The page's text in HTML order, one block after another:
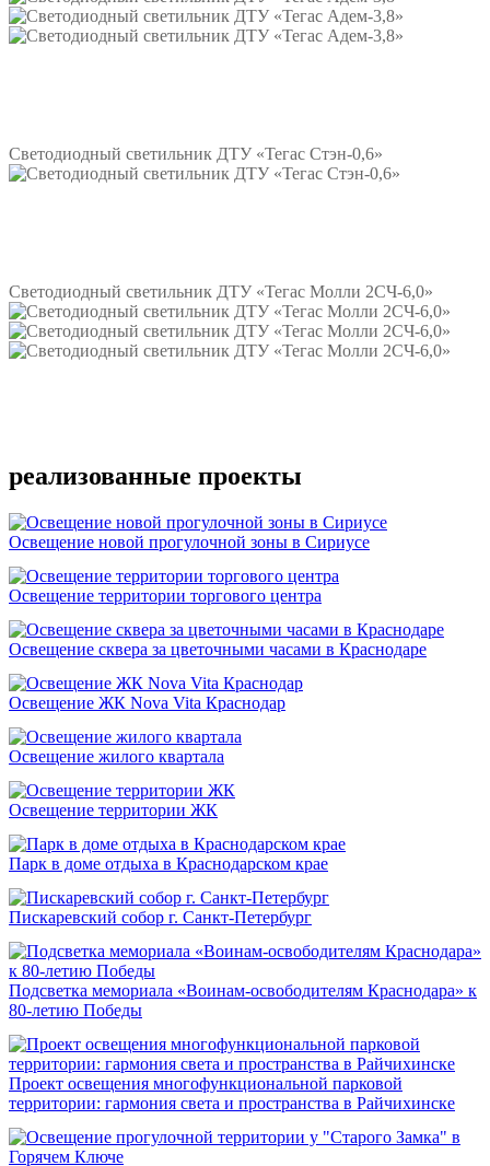
Светодиодный светильник ДТУ «Тегас Стэн-0,6»
Светодиодный светильник ДТУ «Тегас Молли 2СЧ-6,0»
реализованные проекты
Освещение новой прогулочной зоны в Сириусе
Освещение территории торгового центра
Освещение сквера за цветочными часами в Краснодаре
Освещение ЖК Nova Vita Краснодар
Освещение жилого квартала
Освещение территории ЖК
Парк в доме отдыха в Краснодарском крае
Пискаревский собор г. Санкт-Петербург
Подсветка мемориала «Воинам-освободителям Краснодара» к
80-летию Победы
Проект освещения многофункциональной парковой
территории: гармония света и пространства в Райчихинске